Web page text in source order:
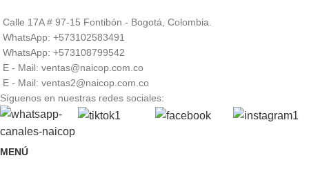
Calle 17A # 97-15 Fontibón - Bogotá, Colombia.
WhatsApp: +573102583491
WhatsApp: +573108799542
E - Mail: ventas@naicop.com.co
E - Mail: ventas2@naicop.com.co
Síguenos en nuestras redes sociales:
MENÚ